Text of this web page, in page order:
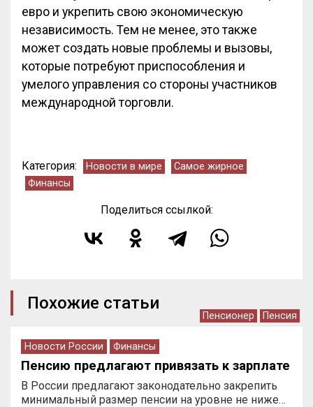
евро и укрепить свою экономическую
независимость. Тем не менее, это также
может создать новые проблемы и вызовы,
которые потребуют приспособления и
умелого управления со стороны участников
международной торговли.
Категория: Новости в мире
Самое жирное
Финансы
Поделиться ссылкой:
Похожие статьи
Пенсионер Пенсия
Новости России Финансы
Пенсию предлагают привязать к зарплате
В России предлагают законодательно закрепить
минимальный размер пенсии на уровне не ниже…